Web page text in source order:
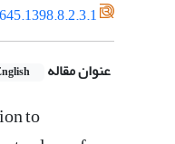
عنوان مقاله
to